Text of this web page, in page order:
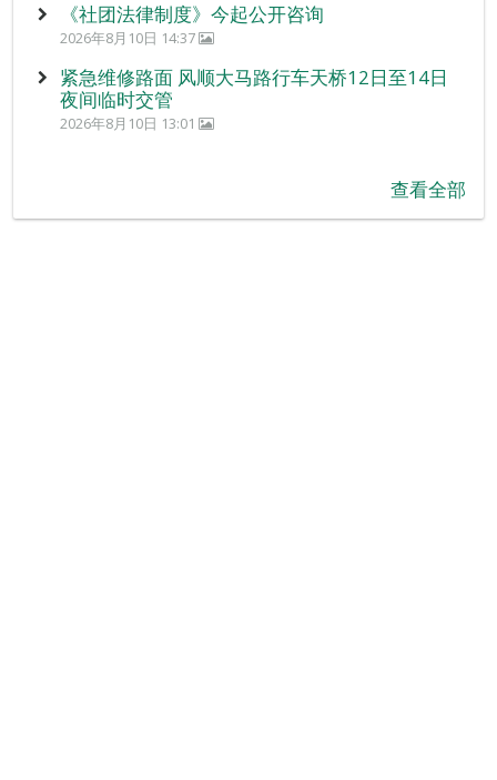
《社团法律制度》今起公开咨询
2026年8月10日 14:37
紧急维修路面 风顺大马路行车天桥12日至14日
夜间临时交管
2026年8月10日 13:01
查看全部